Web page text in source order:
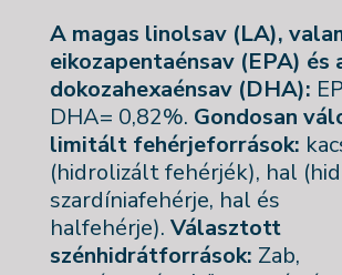
A magas linolsav (LA),
eikozapentaénsav (EPA) és
dokozahexaénsav (DHA):
DHA= 0,82%. Gondosan
limitált fehérjeforrások:
(hidrolizált fehérjék), hal
szardíniafehérje, hal és
halfehérje). Választott
szénhidrátforrások: Zab,